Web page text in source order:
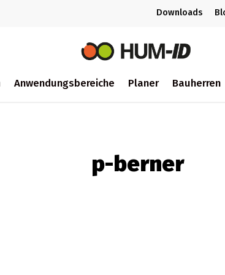
Downloads
Anwendungsbereiche Planer Bauherren
p-berner